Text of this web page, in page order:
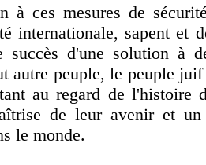
à ces mesures de
internationale, sapent
succès d'une solution à
autre peuple, le peuple
au regard de l'histoire
de leur avenir et un
le monde.